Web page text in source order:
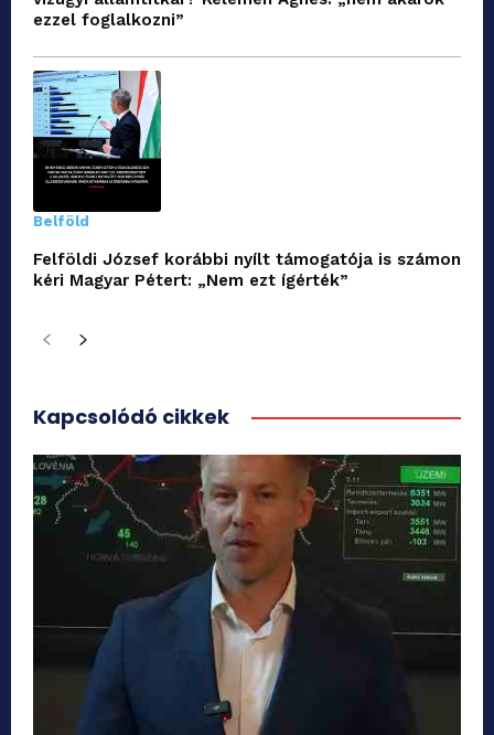
ezzel foglalkozni”
Belföld
Felföldi József korábbi nyílt támogatója is számon
kéri Magyar Pétert: „Nem ezt ígérték”
Kapcsolódó cikkek